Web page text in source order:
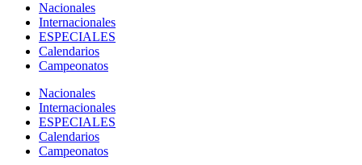
Nacionales
Internacionales
ESPECIALES
Calendarios
Campeonatos
Nacionales
Internacionales
ESPECIALES
Calendarios
Campeonatos